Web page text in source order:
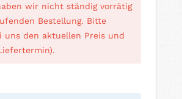
wir nicht ständig vorrätig
Bestellung. Bitte
uns den aktuellen Preis und